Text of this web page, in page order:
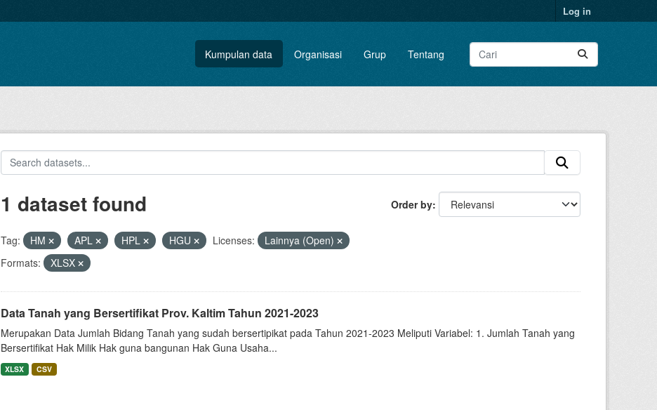
Log in
Kumpulan data Organisasi Grup Tentang
Order by
1 dataset found
Tag: HM APL HPL HGU Licenses:
Lainnya (Open)
Formats:
XLSX
Data Tanah yang Bersertifikat Prov. Kaltim Tahun 2021-2023
Merupakan Data Jumlah Bidang Tanah yang sudah bersertipikat pada Tahun 2021-2023 Meliputi Variabel: 1. Jumlah Tanah yang
Bersertifikat Hak Milik Hak guna bangunan Hak Guna Usaha...
XLSX CSV